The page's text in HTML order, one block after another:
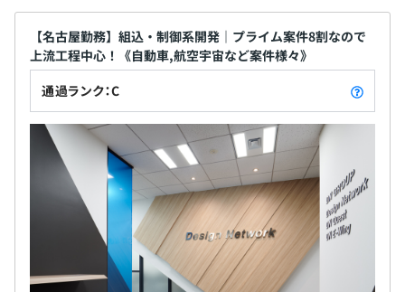
【名古屋勤務】組込・制御系開発｜プライム案件8割なので
上流工程中心！《自動車,航空宇宙など案件様々》
通過ランク：C